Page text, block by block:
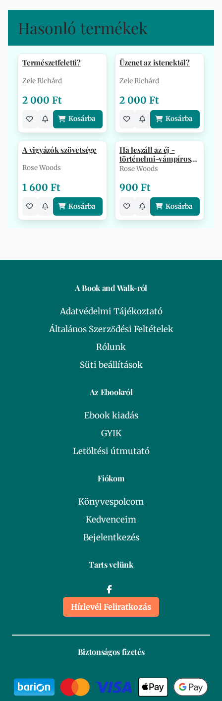
Hasonló termékek
Természetfeletti?
Zele Richárd
2 000 Ft
Kosárba
Üzenet az istenektől?
Zele Richárd
2 000 Ft
Kosárba
A vigyázók szövetsége
Rose Woods
1 600 Ft
Kosárba
Ha leszáll az éj -
történelmi-vámpíros
novellák
Rose Woods
900 Ft
Kosárba
A Book and Walk-ról
Adatvédelmi Tájékoztató
Általános Szerződési Feltételek
Rólunk
Süti beállítások
Az Ebookról
Ebook kiadás
GYIK
Letöltési útmutató
Fiókom
Könyvespolcom
Kedvenceim
Bejelentkezés
Tarts velünk
Hírlevél Feliratkozás
Biztonságos fizetés